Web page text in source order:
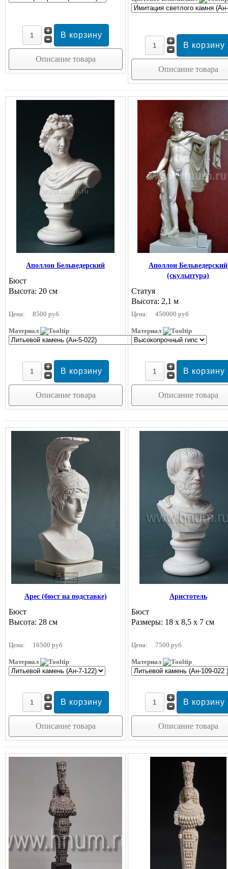
Описание товара
Описание товара
Аполлон Бельведерский
Бюст
Высота: 20 см
Цена: 8500 руб
Материал
Описание товара
Аполлон Бельведерский
(скульптура)
Статуя
Высота: 2,1 м
Цена: 450000 руб
Материал
Описание товара
Арес (бюст на подставке)
Бюст
Высота: 28 см
Цена: 16500 руб
Материал
Описание товара
Аристотель
Бюст
Размеры: 18 х 8,5 х 7 см
Цена: 7500 руб
Материал
Описание товара